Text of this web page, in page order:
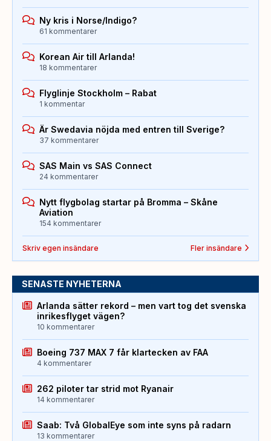
Ny kris i Norse/Indigo?
61 kommentarer
Korean Air till Arlanda!
18 kommentarer
Flyglinje Stockholm – Rabat
1 kommentar
Är Swedavia nöjda med entren till Sverige?
37 kommentarer
SAS Main vs SAS Connect
24 kommentarer
Nytt flygbolag startar på Bromma – Skåne
Aviation
154 kommentarer
Skriv egen insändare Fler insändare
SENASTE NYHETERNA
Arlanda sätter rekord – men vart tog det svenska
inrikesflyget vägen?
10 kommentarer
Boeing 737 MAX 7 får klartecken av FAA
4 kommentarer
262 piloter tar strid mot Ryanair
14 kommentarer
Saab: Två GlobalEye som inte syns på radarn
13 kommentarer